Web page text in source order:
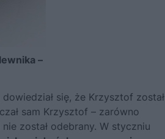
–
się, że Krzysztof został
sam Krzysztof – zarówno
został odebrany. W styczniu